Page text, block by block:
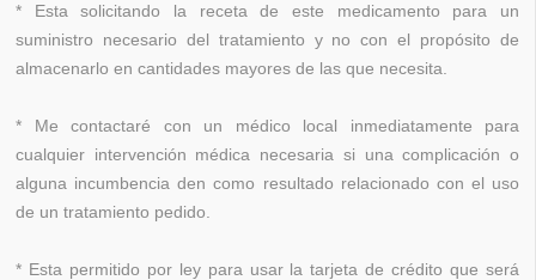
* Esta solicitando la receta de este medicamento para un
suministro necesario del tratamiento y no con el propósito de
almacenarlo en cantidades mayores de las que necesita.
* Me contactaré con un médico local inmediatamente para
cualquier intervención médica necesaria si una complicación o
alguna incumbencia den como resultado relacionado con el uso
de un tratamiento pedido.
* Esta permitido por ley para usar la tarjeta de crédito que será